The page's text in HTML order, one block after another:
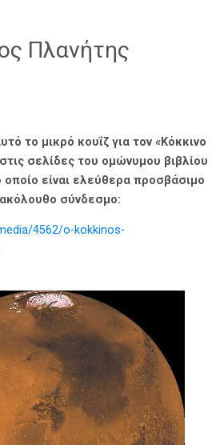
Πλανήτης
το μικρό κουΐζ για τον «Κόκκινο
σελίδες του ομώνυμου βιβλίου
είναι ελεύθερα προσβάσιμο
σύνδεσμο:
4562/o-kokkinos-